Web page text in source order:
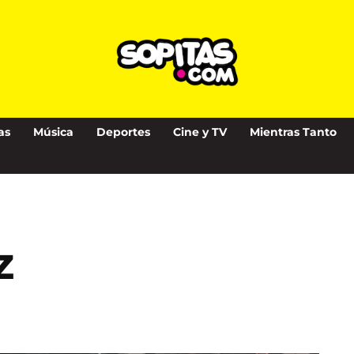
Música Deportes Cine y TV Mientras Tanto